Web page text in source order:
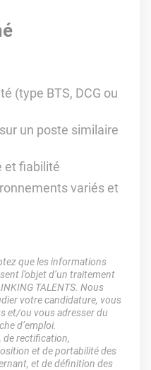
(type BTS, DCG ou
un poste similaire
et fiabilité
variés et
que les informations
l’objet d’un traitement
TALENTS. Nous
votre candidature, vous
et/ou vous adresser du
d’emploi.
de rectification,
et de portabilité des
et de définition des